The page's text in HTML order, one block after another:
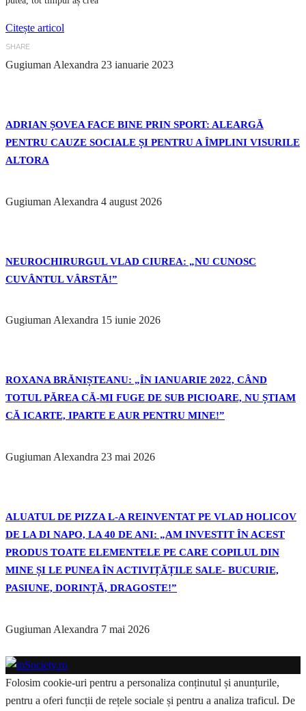
Citește articol
SHARE
Gugiuman Alexandra 23 ianuarie 2023
ADRIAN ȘOVEA FACE BINE PRIN SPORT: ALEARGĂ
PENTRU CAUZE SOCIALE ȘI PENTRU A ÎMPLINI VISURILE
ALTORA
Gugiuman Alexandra 4 august 2026
NEUROCHIRURGUL VLAD CIUREA: „NU CUNOSC
CUVÂNTUL VÂRSTĂ!”
Gugiuman Alexandra 15 iunie 2026
ROXANA BRĂNIȘTEANU: „ÎN IANUARIE 2022, CÂND
TOTUL PĂREA CĂ-MI FUGE DE SUB PICIOARE, NU ȘTIAM
CĂ ICARTE, IPARTE E AUR PENTRU MINE!”
Gugiuman Alexandra 23 mai 2026
ALUATUL DE PIZZA L-A REINVENTAT PE VLAD HOLICOV
DE LA DI NAPO, LA 40 DE ANI: „AM INVESTIT ÎN ACEST
PRODUS TOATE ELEMENTELE PE CARE COPILUL DIN
MINE ȘI LE PUNEA ÎN ACTIVIȚĂȚILE SALE- BUCURIE,
PASIUNE, DORINȚĂ, DRAGOSTE!”
Gugiuman Alexandra 7 mai 2026
Folosim cookie-uri pentru a personaliza conținutul și anunțurile,
pentru a oferi funcții de rețele sociale și pentru a analiza traficul. De